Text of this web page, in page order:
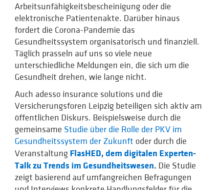
Arbeitsunfähigkeitsbescheinigung oder die
elektronische Patientenakte. Darüber hinaus
fordert die Corona-Pandemie das
Gesundheitssystem organisatorisch und finanziell.
Täglich prasseln auf uns so viele neue
unterschiedliche Meldungen ein, die sich um die
Gesundheit drehen, wie lange nicht.
Auch adesso insurance solutions und die
Versicherungsforen Leipzig beteiligen sich aktiv am
öffentlichen Diskurs. Beispielsweise durch die
gemeinsame Studie über die Rolle der PKV im
Gesundheitssystem der Zukunft oder durch die
Veranstaltung FlasHED, dem digitalen Experten-
Talk zu Trends im Gesundheitswesen. Die Studie
zeigt basierend auf umfangreichen Befragungen